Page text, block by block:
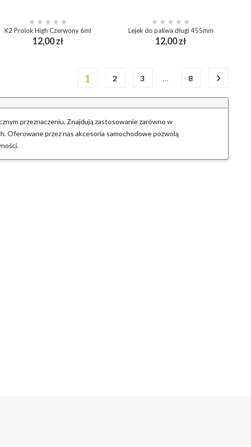
    
K2 Prolok High Czerwony 6ml
12,00 złCena
add_shopping_cart
    
Lejek do paliwa długi 455mm
12,00 złCena
add_shopping_cart
1 2 3 … 8 
przeznaczeniu. Znajdują zastosowanie zarówno w
Oferowane przez nas akcesoria samochodowe pozwolą